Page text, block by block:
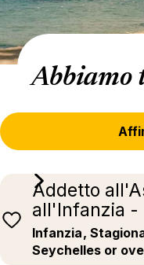
Abbiamo
Addetto
all'Infanzia -
Infanzia,
Seychelles or